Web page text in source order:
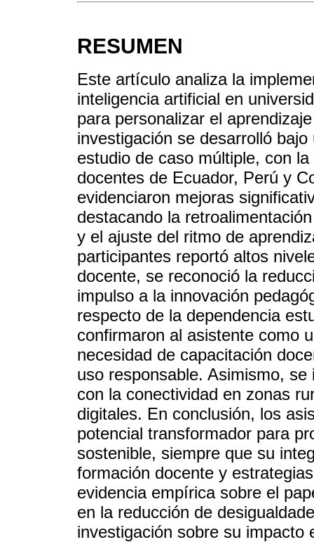
RESUMEN
Este artículo analiza la
inteligencia artificial en
para personalizar el
investigación se desarrolló
estudio de caso múltiple, con
docentes de Ecuador, Perú y
evidenciaron mejoras
destacando la
y el ajuste del ritmo de
participantes reportó altos
docente, se reconoció la
impulso a la innovación
respecto de la dependencia
confirmaron al asistente como
necesidad de capacitación
uso responsable. Asimismo,
con la conectividad en zonas
digitales. En conclusión, los
potencial transformador para
sostenible, siempre que su
formación docente y
evidencia empírica sobre el
en la reducción de
investigación sobre su impacto